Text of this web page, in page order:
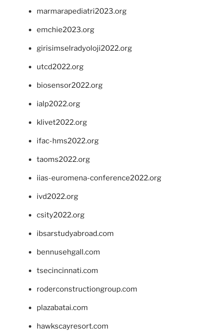
marmarapediatri2023.org
emchie2023.org
girisimselradyoloji2022.org
utcd2022.org
biosensor2022.org
ialp2022.org
klivet2022.org
ifac-hms2022.org
taoms2022.org
iias-euromena-conference2022.org
ivd2022.org
csity2022.org
ibsarstudyabroad.com
bennusehgall.com
tsecincinnati.com
roderconstructiongroup.com
plazabatai.com
hawkscayresort.com